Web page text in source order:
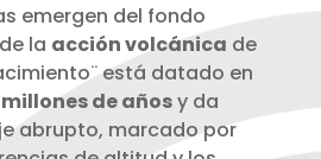
emergen del fondo
la acción volcánica de
está datado en
de añosy da
abrupto, marcado por